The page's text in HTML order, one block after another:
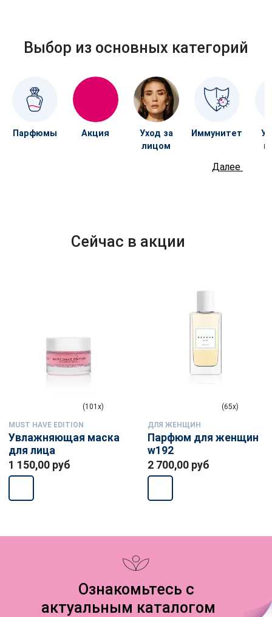
Выбор из основных категорий
Парфюмы Акция
Уход за
лицом
Иммунитет
Далее
Сейчас в акции
(101x)
MUST HAVE EDITION
Увлажняющая маска
для лица
1 150,00 руб
(65x)
ДЛЯ ЖЕНЩИН
Парфюм для женщин
w192
2 700,00 руб
Ознакомьтесь с
актуальным каталогом